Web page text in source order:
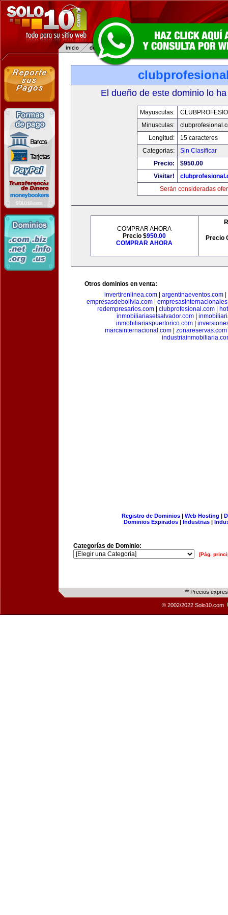
El dueño de este dominio lo
Mayusculas:
Minusculas:
Longitud:
15 caracteres
Categorias:
Sin Clasificar
Precio:
$950.00
Visitar!
Serán consideradas
COMPRAR AHORA
Precio $950.00
COMPRAR AHORA
Precio
Otros dominios en venta:
invertirenlinea.com| argentinaeventos.com|
empresasdebolivia.com|
redempresarios.com
clubprofesional.com
inmobiliariaselsalvador.com|
inmobiliariaspuertorico.com
marcainternacional.com| zonareservas.com
Registro de Dominios| Web Hosting |
Dominios Expirados | Industrias |
Categorías de Dominio:
[Pág.
** Precios
© 2002/2022 Solo10.com